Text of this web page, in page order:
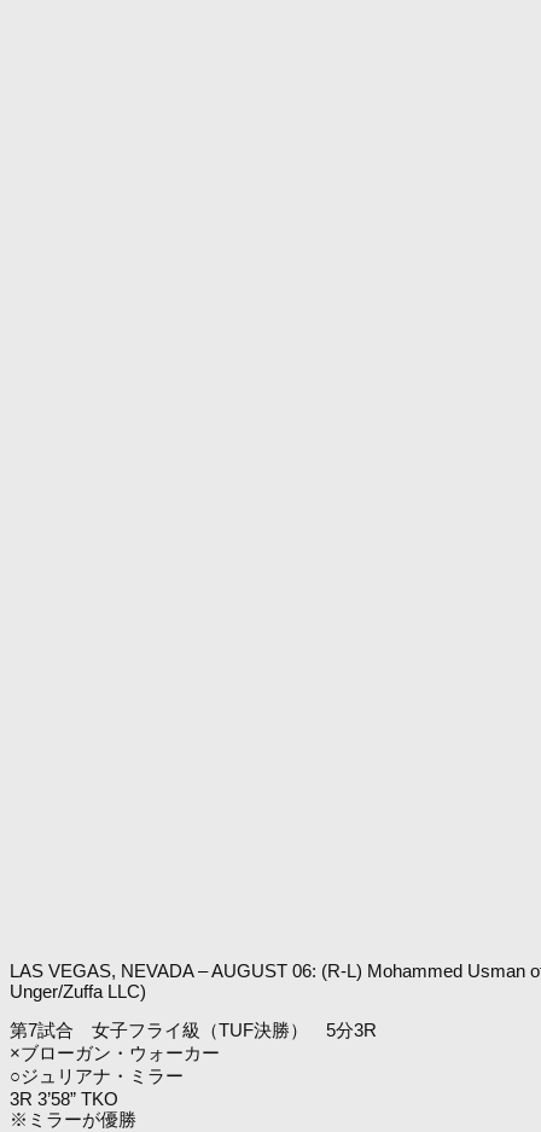
LAS VEGAS, NEVADA – AUGUST 06: (R-L) Mohammed Usman
Unger/Zuffa LLC)
第7試合 女子フライ級（TUF決勝） 5分3R
×ブローガン・ウォーカー
○ジュリアナ・ミラー
3R 3’58” TKO
※ミラーが優勝